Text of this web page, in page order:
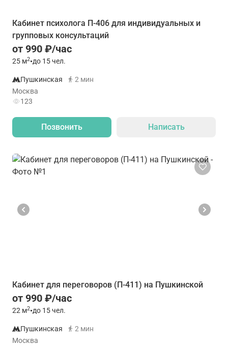
Кабинет психолога П-406 для индивидуальных и
групповых консультаций
от 990 ₽/час
25 м2•до 15 чел.
Пушкинская
2 мин
Москва
123
Позвонить Написать
Кабинет для переговоров (П-411) на Пушкинской
от 990 ₽/час
22 м2•до 15 чел.
Пушкинская
2 мин
Москва